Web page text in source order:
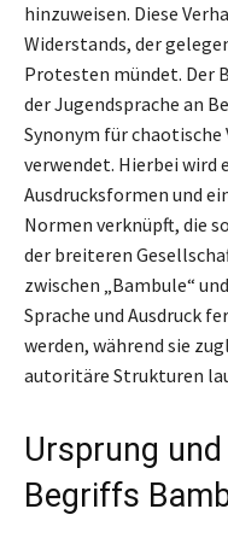
hinzuweisen. Diese
Widerstands, der
Protesten mündet. Der
der Jugendsprache an
Synonym für
verwendet. Hierbei
Ausdrucksformen und
Normen verknüpft, die
der breiteren
zwischen „Bambule“
Sprache und Ausdruck
werden, während sie
autoritäre Strukturen
Ursprung
Begriffs